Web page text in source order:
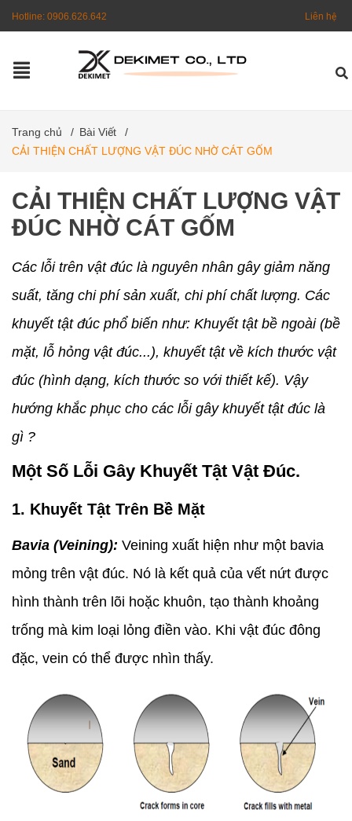
Hotline: 0906.626.642 Liên hệ
Trang chủ / Bài Viết
/
CẢI THIỆN CHẤT LƯỢNG VẬT ĐÚC NHỜ CÁT GỐM
CẢI THIỆN CHẤT LƯỢNG VẬT
ĐÚC NHỜ CÁT GỐM
Các lỗi trên vật đúc là nguyên nhân gây giảm năng
suất, tăng chi phí sản xuất, chi phí chất lượng. Các
khuyết tật đúc phổ biến như: Khuyết tật bề ngoài (bề
mặt, lỗ hỏng vật đúc...), khuyết tật về kích thước vật
đúc (hình dạng, kích thước so với thiết kế). Vậy
hướng khắc phục cho các lỗi gây khuyết tật đúc là
gì ?
Một Số Lỗi Gây Khuyết Tật Vật Đúc.
1. Khuyết Tật Trên Bề Mặt
Bavia (Veining): Veining xuất hiện như một bavia
mỏng trên vật đúc. Nó là kết quả của vết nứt được
hình thành trên lõi hoặc khuôn, tạo thành khoảng
trống mà kim loại lỏng điền vào. Khi vật đúc đông
đặc, vein có thể được nhìn thấy.